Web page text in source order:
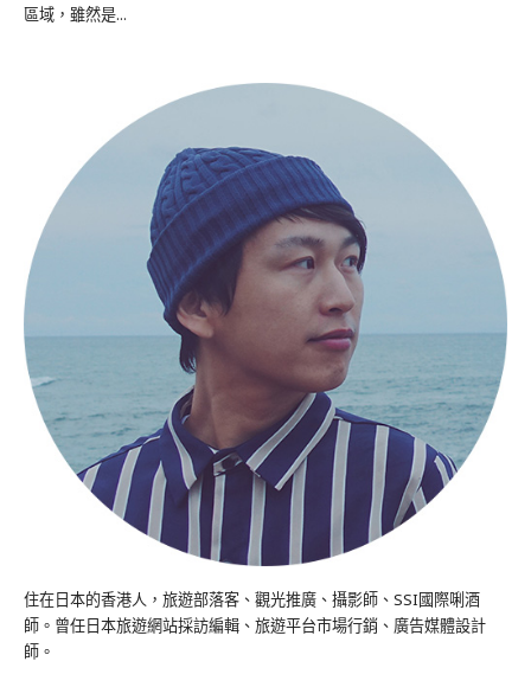
區域，雖然是...
住在日本的香港人，旅遊部落客、觀光推廣、攝影師、SSI國際唎酒
師。曾任日本旅遊網站採訪編輯、旅遊平台市場行銷、廣告媒體設計
師。